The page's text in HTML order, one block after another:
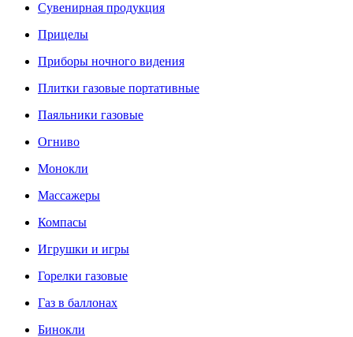
Сувенирная продукция
Прицелы
Приборы ночного видения
Плитки газовые портативные
Паяльники газовые
Огниво
Монокли
Массажеры
Компасы
Игрушки и игры
Горелки газовые
Газ в баллонах
Бинокли